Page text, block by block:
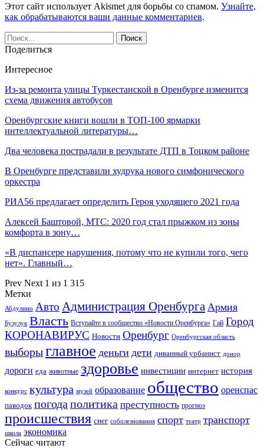
Этот сайт использует Akismet для борьбы со спамом. Узнайте,
как обрабатываются ваши данные комментариев.
Поделиться
Интересное
Из-за ремонта улицы Туркестанской в Оренбурге изменится
схема движения автобусов
Оренбургские книги вошли в ТОП-100 ярмарки
интеллектуальной литературы…
Два человека пострадали в результате ДТП в Тоцком районе
В Оренбурге представили худрука нового симфонического
оркестра
РИА56 предлагает определить Героя уходящего 2021 года
Алексей Баштовой, МТС: 2020 год стал прыжком из зоны
комфорта в зону…
«В диспансере нарушения, потому что не купили того, чего
нет». Главный…
Prev Next 1 из 1 315
Метки
Абдулино Авто Администрация Оренбурга Армия
Бузулук Власть Вступайте в сообщество «Новости Оренбурга» Гай Город
КОРОНАВИРУС Новости Оренбург Оренбургская область
выборыглавное деньги дети диванный урбанист донор
дороги еда животные здоровье инвестиции интернет история
конкурс культура музей образование общество оренспас
паводок погода политика преступность прогноз
происшествия снег соболезнования спорт театр транспорт
школа экономика
Сейчас читают